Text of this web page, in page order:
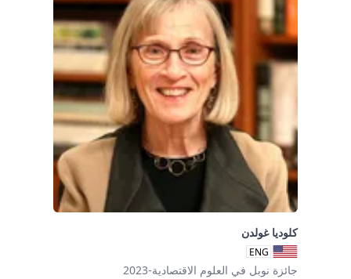
كلوديا غولدن
ENG
جائزة نوبل في العلوم الاقتصادية-2023